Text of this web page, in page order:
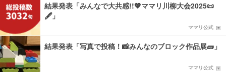
結果発表「みんなで大共感!!💖ママリ川柳大会2025📜
🖋️」
ママリ公式
結果発表「写真で投稿！📸みんなのブロック作品展🧱」
ママリ公式